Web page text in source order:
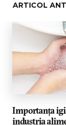
ARTICOL
Importanța
industria